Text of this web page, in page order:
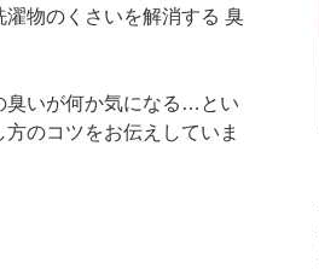
物のくさいを解消する 臭
臭いが何か気になる…とい
のコツをお伝えしていま